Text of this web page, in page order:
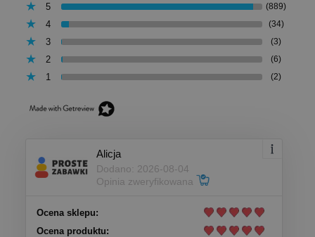
5 (889)
4 (34)
3 (3)
2 (6)
1 (2)
Alicja
Dodano: 2026-08-04
Opinia zweryfikowana
Ocena sklepu:
Ocena produktu: